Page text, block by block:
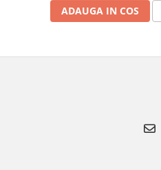
ADAUGA IN COS